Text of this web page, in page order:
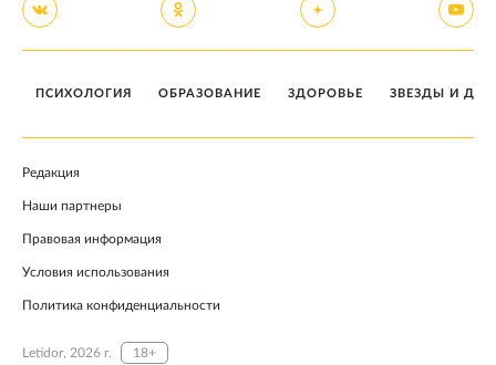
ПСИХОЛОГИЯ ОБРАЗОВАНИЕ ЗДОРОВЬЕ ЗВЕЗДЫ И
Редакция
Наши партнеры
Правовая информация
Условия использования
Политика конфиденциальности
Letidor, 2026 г. 18+